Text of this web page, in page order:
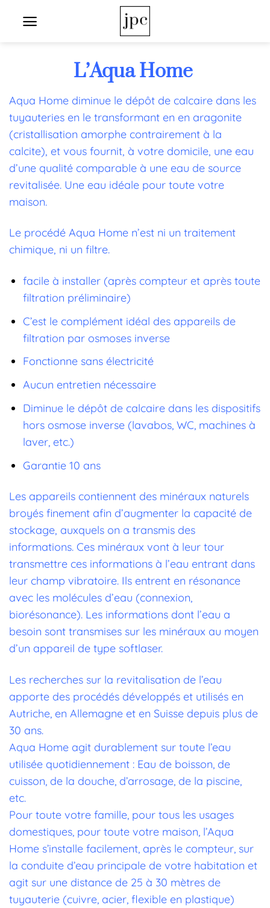
L’Aqua Home
Aqua Home diminue le dépôt de calcaire dans les
tuyauteries en le transformant en en aragonite
(cristallisation amorphe contrairement à la
calcite), et vous fournit, à votre domicile, une eau
d’une qualité comparable à une eau de source
revitalisée. Une eau idéale pour toute votre
maison.
Le procédé Aqua Home n’est ni un traitement
chimique, ni un filtre.
facile à installer (après compteur et après toute
filtration préliminaire)
C’est le complément idéal des appareils de
filtration par osmoses inverse
Fonctionne sans électricité
Aucun entretien nécessaire
Diminue le dépôt de calcaire dans les dispositifs
hors osmose inverse (lavabos, WC, machines à
laver, etc.)
Garantie 10 ans
Les appareils contiennent des minéraux naturels
broyés finement afin d’augmenter la capacité de
stockage, auxquels on a transmis des
informations. Ces minéraux vont à leur tour
transmettre ces informations à l’eau entrant dans
leur champ vibratoire. Ils entrent en résonance
avec les molécules d’eau (connexion,
biorésonance). Les informations dont l’eau a
besoin sont transmises sur les minéraux au moyen
d’un appareil de type softlaser.
Aqua
Home,
pour
revitaliser
toute
l’eau
votre
maison
Les recherches sur la revitalisation de l’eau
apporte des procédés développés et utilisés en
Autriche, en Allemagne et en Suisse depuis plus de
30 ans.
Aqua Home agit durablement sur toute l’eau
utilisée quotidiennement : Eau de boisson, de
cuisson, de la douche, d’arrosage, de la piscine,
etc.
Pour toute votre famille, pour tous les usages
domestiques, pour toute votre maison, l’Aqua
Home s’installe facilement, après le compteur, sur
la conduite d’eau principale de votre habitation et
agit sur une distance de 25 à 30 mètres de
tuyauterie (cuivre, acier, flexible en plastique)